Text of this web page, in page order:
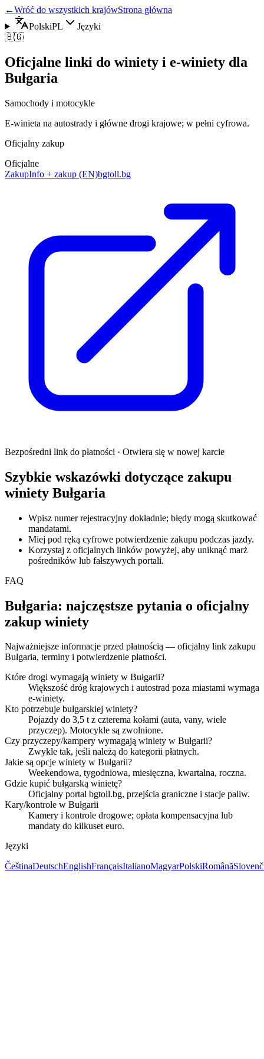
←Wróć do wszystkich krajówStrona główna
PolskiPL
Języki
🇧🇬
Oficjalne linki do winiety i e-winiety dla
Bułgaria
Samochody i motocykle
E‑winieta na autostrady i główne drogi krajowe; w pełni cyfrowa.
Oficjalny zakup
Oficjalne
ZakupInfo + zakup (EN)bgtoll.bg
Bezpośredni link do płatności · Otwiera się w nowej karcie
Szybkie wskazówki dotyczące zakupu
winiety Bułgaria
Wpisz numer rejestracyjny dokładnie; błędy mogą skutkować
mandatami.
Miej pod ręką cyfrowe potwierdzenie zakupu podczas jazdy.
Korzystaj z oficjalnych linków powyżej, aby uniknąć marż
pośredników lub fałszywych portali.
FAQ
Bułgaria: najczęstsze pytania o oficjalny
zakup winiety
Najważniejsze informacje przed płatnością — oficjalny link zakupu
Bułgaria, terminy i potwierdzenie płatności.
Które drogi wymagają winiety w Bułgarii?
Większość dróg krajowych i autostrad poza miastami wymaga
e‑winiety.
Kto potrzebuje bułgarskiej winiety?
Pojazdy do 3,5 t z czterema kołami (auta, vany, wiele
przyczep). Motocykle są zwolnione.
Czy przyczepy/kampery wymagają winiety w Bułgarii?
Zwykle tak, jeśli należą do kategorii płatnych.
Jakie są opcje winiety w Bułgarii?
Weekendowa, tygodniowa, miesięczna, kwartalna, roczna.
Gdzie kupić bułgarską winietę?
Oficjalny portal bgtoll.bg, przejścia graniczne i stacje paliw.
Kary/kontrole w Bułgarii
Kamery i kontrole drogowe; opłata kompensacyjna lub
mandaty do kilkuset euro.
Języki
ČeštinaDeutschEnglishFrançaisItalianoMagyarPolskiRomână